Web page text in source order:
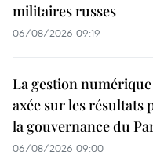
militaires russes
06/08/2026 09:19
La gestion numérique
axée sur les résultats
la gouvernance du
06/08/2026 09:00